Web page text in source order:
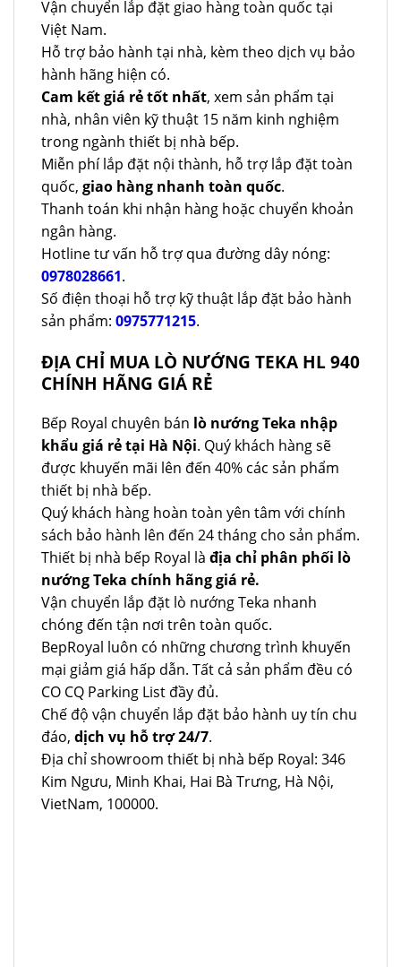
Vận chuyển lắp đặt giao hàng toàn quốc tại
Việt Nam.
Hỗ trợ bảo hành tại nhà, kèm theo dịch vụ bảo
hành hãng hiện có.
Cam kết giá rẻ tốt nhất, xem sản phẩm tại
nhà, nhân viên kỹ thuật 15 năm kinh nghiệm
trong ngành thiết bị nhà bếp.
Miễn phí lắp đặt nội thành, hỗ trợ lắp đặt toàn
quốc, giao hàng nhanh toàn quốc.
Thanh toán khi nhận hàng hoặc chuyển khoản
ngân hàng.
Hotline tư vấn hỗ trợ qua đường dây nóng:
0978028661.
Số điện thoại hỗ trợ kỹ thuật lắp đặt bảo hành
sản phẩm: 0975771215.
ĐỊA CHỈ MUA LÒ NƯỚNG TEKA HL 940
CHÍNH HÃNG GIÁ RẺ
Bếp Royal chuyên bán lò nướng Teka nhập
khẩu giá rẻ tại Hà Nội. Quý khách hàng sẽ
được khuyến mãi lên đến 40% các sản phẩm
thiết bị nhà bếp.
Quý khách hàng hoàn toàn yên tâm với chính
sách bảo hành lên đến 24 tháng cho sản phẩm.
Thiết bị nhà bếp Royal là địa chỉ phân phối lò
nướng Teka chính hãng giá rẻ.
Vận chuyển lắp đặt lò nướng Teka nhanh
chóng đến tận nơi trên toàn quốc.
BepRoyal luôn có những chương trình khuyến
mại giảm giá hấp dẫn. Tất cả sản phẩm đều có
CO CQ Parking List đầy đủ.
Chế độ vận chuyển lắp đặt bảo hành uy tín chu
đáo, dịch vụ hỗ trợ 24/7.
Địa chỉ showroom thiết bị nhà bếp Royal: 346
Kim Ngưu, Minh Khai, Hai Bà Trưng, Hà Nội,
VietNam, 100000.